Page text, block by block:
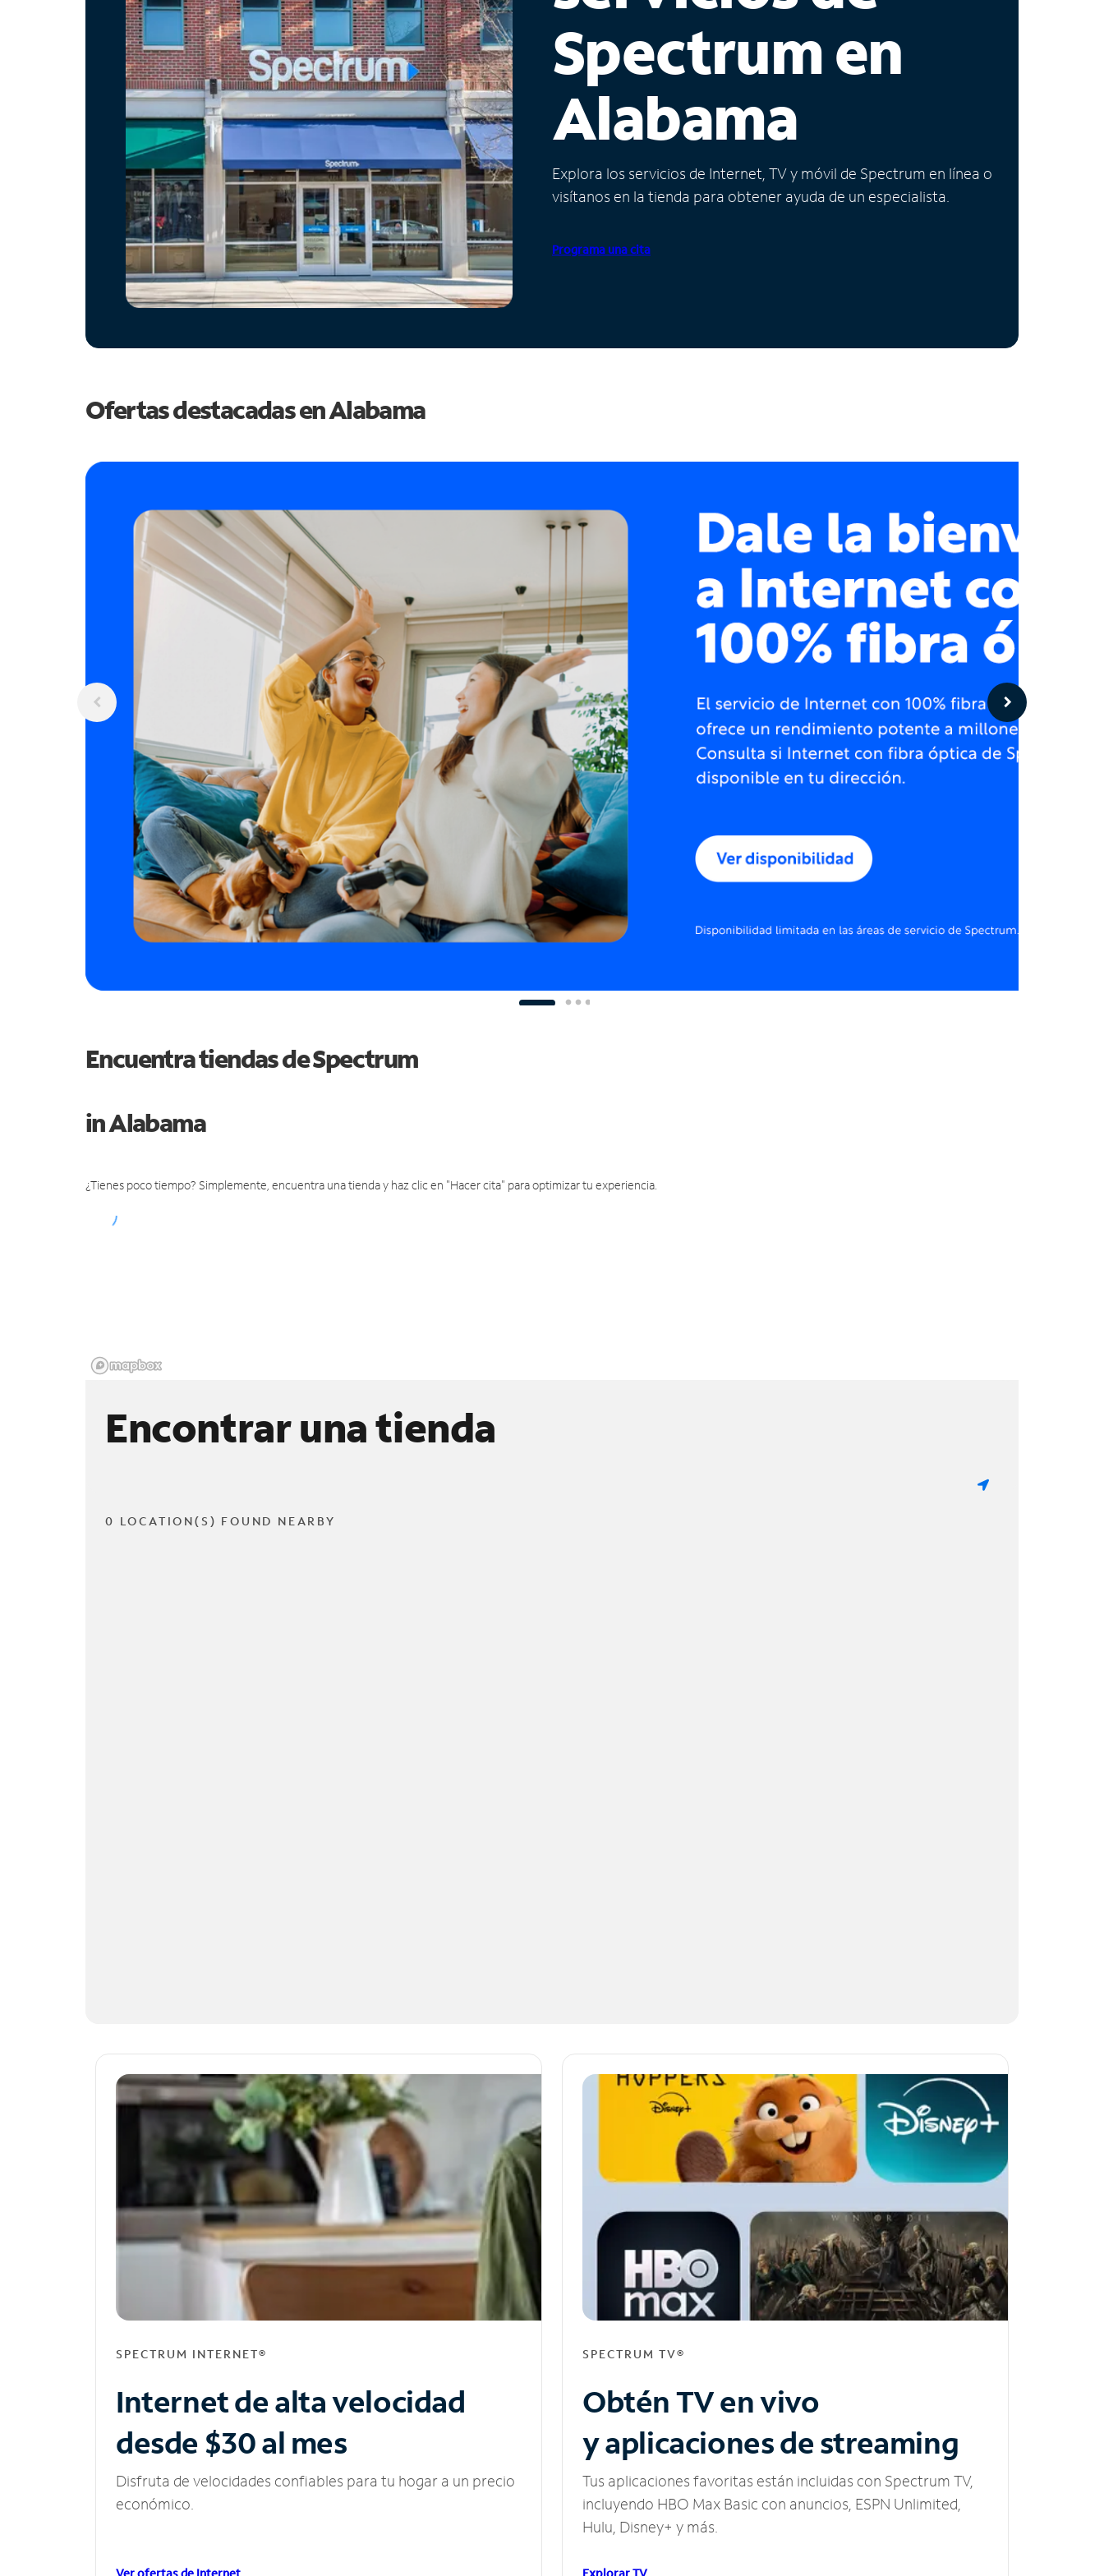
Spectrum en
Alabama
Explora los servicios de Internet, TV y móvil de Spectrum en línea o
visítanos en la tienda para obtener ayuda de un especialista.
Programa una cita
Ofertas destacadas enAlabama
Encuentra tiendas de Spectrum
in Alabama
¿Tienes poco tiempo? Simplemente, encuentra una tienda y haz clic en "Hacer cita" para optimizar tu experiencia.
Encontrar una tienda
0 LOCATION(S) FOUND NEARBY
SPECTRUM INTERNET®
Internet de alta velocidad
desde $30 al mes
Disfruta de velocidades confiables para tu hogar a un precio
económico.
SPECTRUM TV®
Obtén TV en vivo
y aplicaciones de streaming
Tus aplicaciones favoritas están incluidas con Spectrum TV,
incluyendo HBO Max Basic con anuncios, ESPN Unlimited,
Hulu, Disney+ y más.